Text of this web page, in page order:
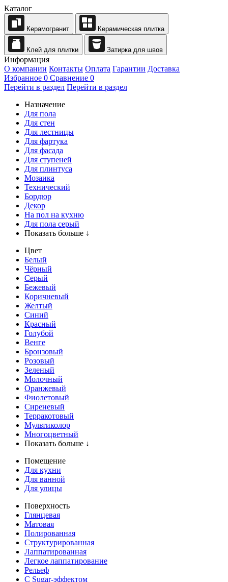
Каталог
Керамогранит Керамическая плитка
Клей для плитки Затирка для швов
Информация
О компании Контакты Оплата Гарантии Доставка
Избранное 0 Сравнение 0
Перейти в раздел Перейти в раздел
Назначение
Для пола
Для стен
Для лестницы
Для фартука
Для фасада
Для ступеней
Для плинтуса
Мозаика
Технический
Бордюр
Декор
На пол на кухню
Для пола серый
Показать больше ↓
Цвет
Белый
Чёрный
Серый
Бежевый
Коричневый
Желтый
Синий
Красный
Голубой
Венге
Бронзовый
Розовый
Зеленый
Молочный
Оранжевый
Фиолетовый
Сиреневый
Терракотовый
Мультиколор
Многоцветный
Показать больше ↓
Помещение
Для кухни
Для ванной
Для улицы
Поверхность
Глянцевая
Матовая
Полированная
Структурированная
Лаппатированная
Легкое лаппатирование
Рельеф
С Sugar-эффектом